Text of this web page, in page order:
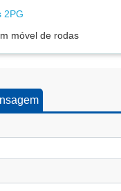
2PG
móvel de rodas